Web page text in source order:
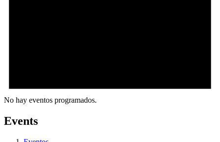
No hay eventos programados.
Events